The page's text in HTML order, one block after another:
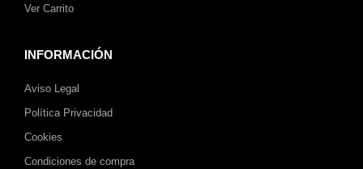
Ver Carrito
INFORMACIÓN
Aviso Legal
Política Privacidad
Cookies
Condiciones de compra